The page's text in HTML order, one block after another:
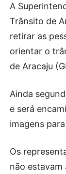
A
Trânsito de
retirar as
orientar o
de Aracaju
Ainda
e será
imagens
Os
não estavam